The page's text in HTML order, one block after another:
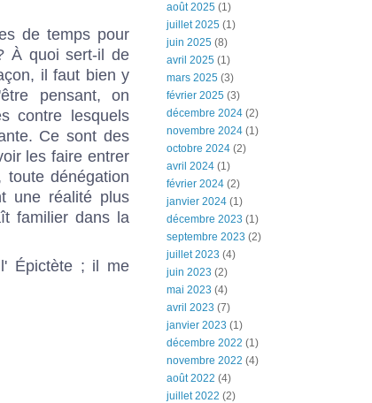
de temps pour
À quoi sert-il de
il faut bien y
pensant, on
contre lesquels
Ce sont des
les faire entrer
dénégation
une réalité plus
familier dans la
Épictète ; il me
août 2025 (1)
juillet 2025 (1)
juin 2025 (8)
avril 2025 (1)
mars 2025 (3)
février 2025 (3)
décembre 2024 (2)
novembre 2024 (1)
octobre 2024 (2)
avril 2024 (1)
février 2024 (2)
janvier 2024 (1)
décembre 2023 (1)
septembre 2023 (2)
juillet 2023 (4)
juin 2023 (2)
mai 2023 (4)
avril 2023 (7)
janvier 2023 (1)
décembre 2022 (1)
novembre 2022 (4)
août 2022 (4)
juillet 2022 (2)